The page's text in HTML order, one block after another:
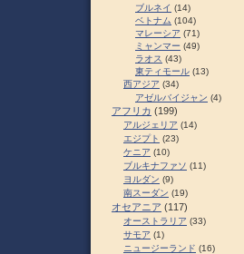
ブルネイ (14)
ベトナム (104)
マレーシア (71)
ミャンマー (49)
ラオス (43)
東ティモール (13)
西アジア (34)
アゼルバイジャン (4)
アフリカ (199)
アルジェリア (14)
エジプト (23)
ケニア (10)
ブルキナファソ (11)
ヨルダン (9)
南スーダン (19)
オセアニア (117)
オーストラリア (33)
サモア (1)
ニュージーランド (16)